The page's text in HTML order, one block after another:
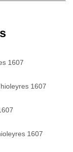
1607
1607
1607